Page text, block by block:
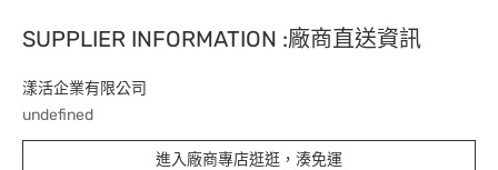
SUPPLIER INFORMATION :廠商直送資訊
漾活企業有限公司
undefined
進入廠商專店逛逛，湊免運